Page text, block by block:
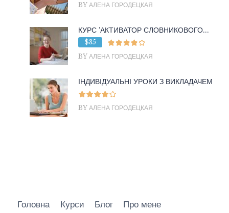
BY АЛЕНА ГОРОДЕЦКАЯ
КУРС ‘АКТИВАТОР СЛОВНИКОВОГО...
$35
BY АЛЕНА ГОРОДЕЦКАЯ
ІНДИВІДУАЛЬНІ УРОКИ З ВИКЛАДАЧЕМ
BY АЛЕНА ГОРОДЕЦКАЯ
Головна Курси Блог Про мене